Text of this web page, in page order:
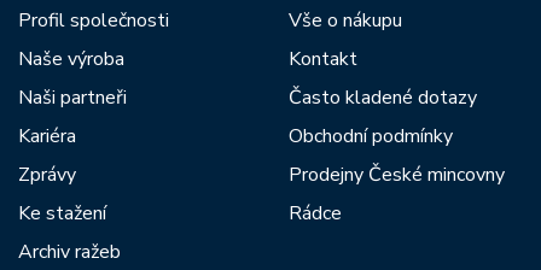
Profil společnosti
Naše výroba
Naši partneři
Kariéra
Zprávy
Ke stažení
Archiv ražeb
Vše o nákupu
Kontakt
Často kladené dotazy
Obchodní podmínky
Prodejny České mincovny
Rádce